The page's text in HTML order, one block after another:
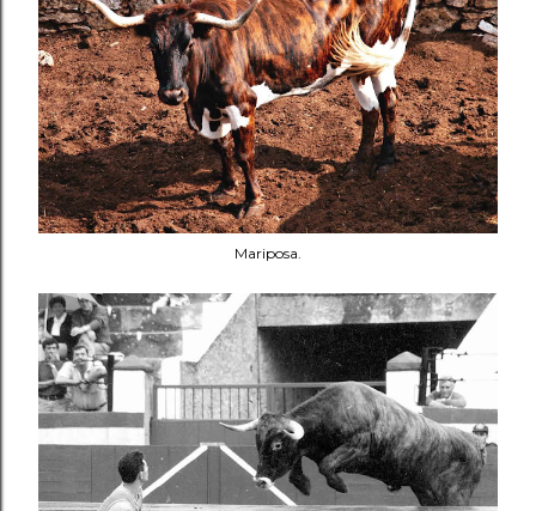
Mariposa.